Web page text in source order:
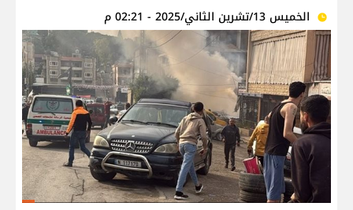
الخميس 13/تشرين الثاني/2025 - 02:21 م